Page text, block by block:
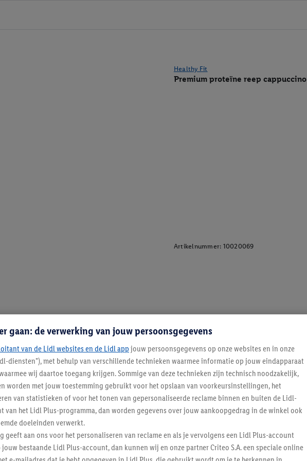
Healthy Fit
Premium proteïne reep cappuccino
Artikelnummer: 10020069
gaan: de verwerking van jouw persoonsgegevens
van de Lidl websites en de Lidl app jouw persoonsgegevens op onze websites en in onze
diensten"), met behulp van verschillende technieken waarmee informatie op jouw eindapparaat
wij daartoe toegang krijgen. Sommige van deze technieken zijn technisch noodzakelijk,
worden met jouw toestemming gebruikt voor het opslaan van voorkeursinstellingen, het
van statistieken of voor het tonen van gepersonaliseerde reclame binnen en buiten de Lidl-
van het Lidl Plus-programma, dan worden gegevens over jouw aankoopgedrag in de winkel ook
doeleinden verwerkt.
geeft aan ons voor het personaliseren van reclame en als je vervolgens een Lidl Plus-account
bestaande Lidl Plus-account, dan kunnen wij en onze partner Criteo S.A. een speciale online